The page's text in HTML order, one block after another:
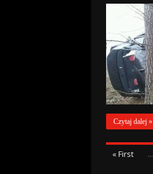
Czytaj dalej »
« First ...